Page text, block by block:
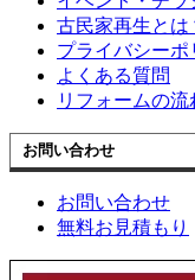
古民家再生とは
プライバシーポ
よくある質問
リフォームの流
お問い合わせ
お問い合わせ
無料お見積もり